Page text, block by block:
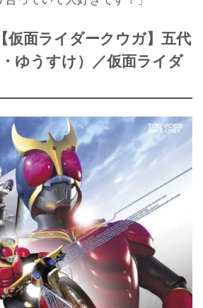
仮面ライダークウガ】五代
ゆうすけ）／仮面ライダ